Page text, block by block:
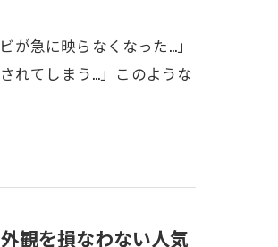
急に映らなくなった…」
れてしまう…」このような
観を損なわない人気